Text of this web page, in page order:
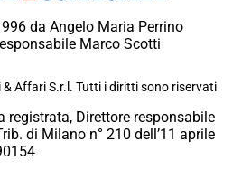
da Angelo Maria Perrino
Marco Scotti
Affari S.r.l. Tutti i diritti sono riservati
registrata, Direttore responsabile
di Milano n° 210 dell’11 aprile